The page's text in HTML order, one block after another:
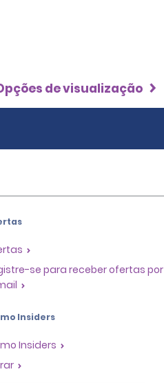
de visualização
se para receber ofertas por
Insiders
Insiders